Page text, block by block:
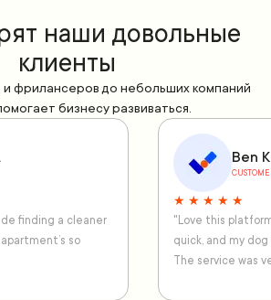
наши довольные
клиенты
фрилансеров до небольших компаний
бизнесу развиваться.
finding a cleaner
so
Ben
★ ★ ★ ★ ★
"Love this
quick, and my
The service was